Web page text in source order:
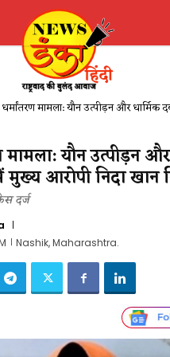
मामला: यौन उत्पीड़न और धार्मिक
मामला: यौन उत्पीड़न
आरोपी निदा खान
दर्ज
Nashik, Maharashtra.